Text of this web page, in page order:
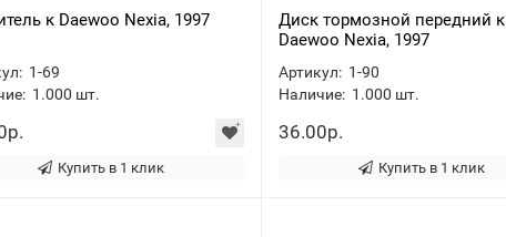
к Daewoo Nexia, 1997
1-69
1.000 шт.
Купить в 1 клик
Диск тормозной передний к
Daewoo Nexia, 1997
Артикул: 1-90
Наличие: 1.000 шт.
36.00р.
Купить в 1 клик